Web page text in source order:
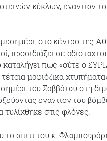
κύκλων, εναντίον
στο κέντρο της
προσιδιάζει σε
πως «ούτε ο
μαφιόζικα
του Σαββάτου στη
εναντίον του
στις φλόγες.
το σπίτι του κ.